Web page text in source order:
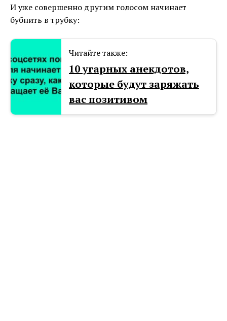
И уже совершенно другим голосом начинает
бубнить в трубку:
Читайте также:
10 угарных анекдотов,
которые будут заряжать
вас позитивом